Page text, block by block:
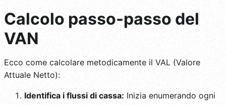
Calcolo passo-passo del
VAN
Ecco come calcolare metodicamente il VAL (Valore
Attuale Netto):
Identifica i flussi di cassa: Inizia enumerando ogni